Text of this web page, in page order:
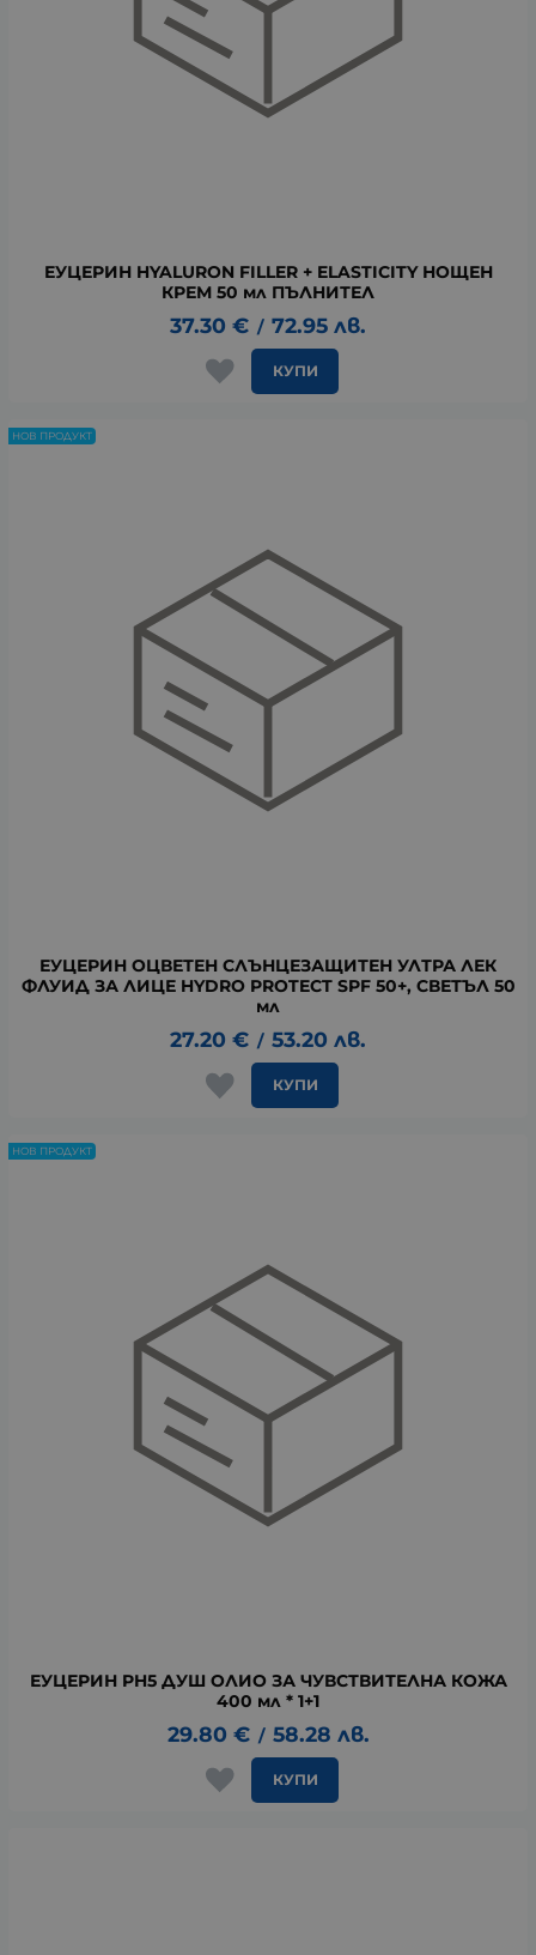
ЕУЦЕРИН HYALURON FILLER + ELASTICITY НОЩЕН
КРЕМ 50 мл ПЪЛНИТЕЛ
37.30 € / 72.95 лв.
КУПИ
ЕУЦЕРИН ОЦВЕТЕН СЛЪНЦЕЗАЩИТЕН УЛТРА ЛЕК
ФЛУИД ЗА ЛИЦЕ HYDRO PROTECT SPF 50+, СВЕТЪЛ 50
мл
27.20 € / 53.20 лв.
КУПИ
НОВ ПРОДУКТ
ЕУЦЕРИН PH5 ДУШ ОЛИО ЗА ЧУВСТВИТЕЛНА КОЖА
400 мл * 1+1
29.80 € / 58.28 лв.
КУПИ
НОВ ПРОДУКТ